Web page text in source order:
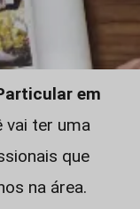
em
vai ter uma
que
na área.